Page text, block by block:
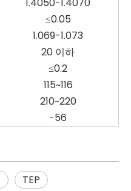
≤0.05
1.069-1.073
20 이하
≤0.2
115~116
210~220
-56
TEP